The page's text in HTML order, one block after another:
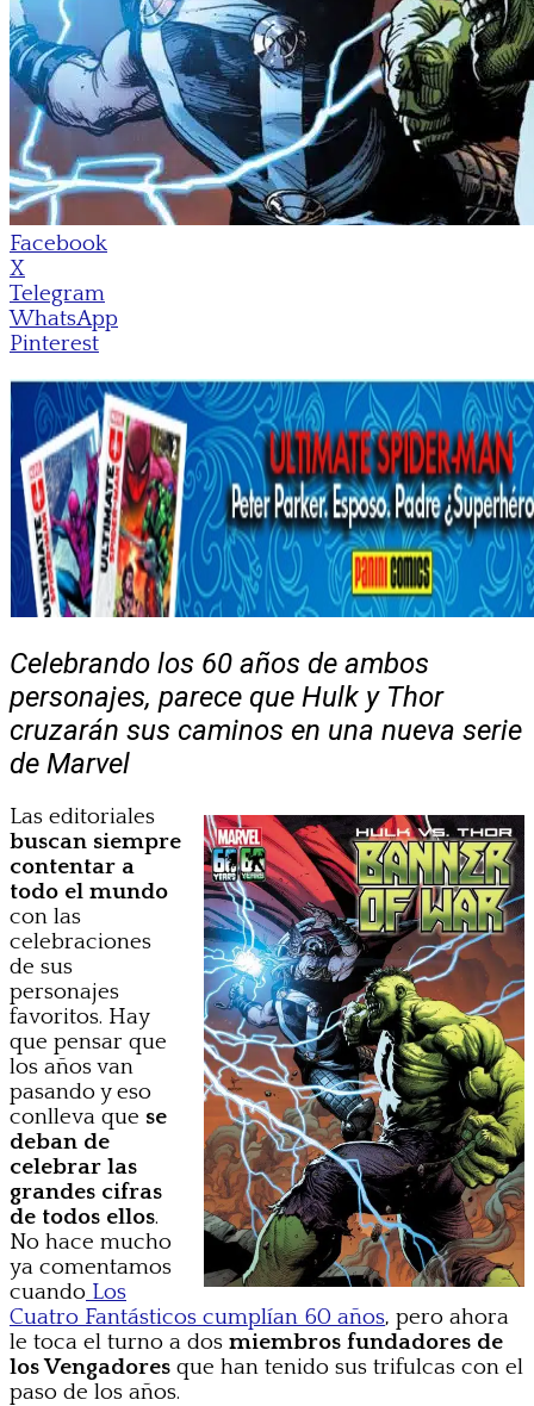
Facebook
X
Telegram
WhatsApp
Pinterest
Celebrando los 60 años de ambos
personajes, parece que Hulk y Thor
cruzarán sus caminos en una nueva serie
de Marvel
Las editoriales
buscan siempre
contentar a
todo el mundo
con las
celebraciones
de sus
personajes
favoritos. Hay
que pensar que
los años van
pasando y eso
conlleva que se
deban de
celebrar las
grandes cifras
de todos ellos.
No hace mucho
ya comentamos
cuando Los
Cuatro Fantásticos cumplían 60 años, pero ahora
le toca el turno a dos miembros fundadores de
los Vengadores que han tenido sus trifulcas con el
paso de los años.